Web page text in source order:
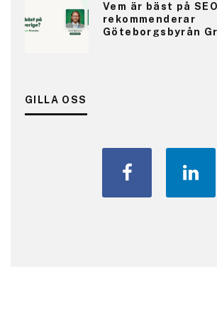
Vem är bäst på
rekommenderar
Göteborgsbyrån
GILLA OSS